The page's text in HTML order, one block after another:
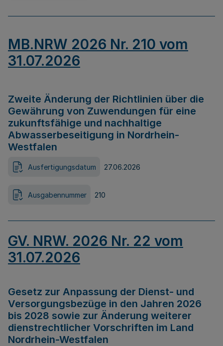
MB.NRW 2026 Nr. 210 vom
31.07.2026
Zweite Änderung der Richtlinien über die
Gewährung von Zuwendungen für eine
zukunftsfähige und nachhaltige
Abwasserbeseitigung in Nordrhein-
Westfalen
Ausfertigungsdatum 27.06.2026
Ausgabennummer 210
GV. NRW. 2026 Nr. 22 vom
31.07.2026
Gesetz zur Anpassung der Dienst- und
Versorgungsbezüge in den Jahren 2026
bis 2028 sowie zur Änderung weiterer
dienstrechtlicher Vorschriften im Land
Nordrhein-Westfalen